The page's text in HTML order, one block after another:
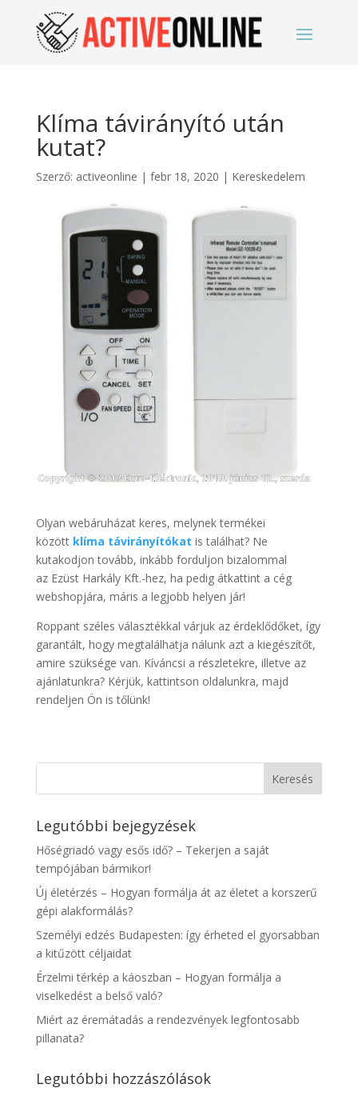
Klíma távirányító után
kutat?
Szerző: activeonline | febr 18, 2020 | Kereskedelem
Olyan webáruházat keres, melynek termékei
között klíma távirányítókat is találhat? Ne
kutakodjon tovább, inkább forduljon bizalommal
az Ezüst Harkály Kft.-hez, ha pedig átkattint a cég
webshopjára, máris a legjobb helyen jár!
Roppant széles választékkal várjuk az érdeklődőket, így
garantált, hogy megtalálhatja nálunk azt a kiegészítőt,
amire szüksége van. Kíváncsi a részletekre, illetve az
ajánlatunkra? Kérjük, kattintson oldalunkra, majd
rendeljen Ön is tőlünk!
Legutóbbi bejegyzések
Hőségriadó vagy esős idő? – Tekerjen a saját
tempójában bármikor!
Új életérzés – Hogyan formálja át az életet a korszerű
gépi alakformálás?
Személyi edzés Budapesten: így érheted el gyorsabban
a kitűzött céljaidat
Érzelmi térkép a káoszban – Hogyan formálja a
viselkedést a belső való?
Miért az éremátadás a rendezvények legfontosabb
pillanata?
Legutóbbi hozzászólások